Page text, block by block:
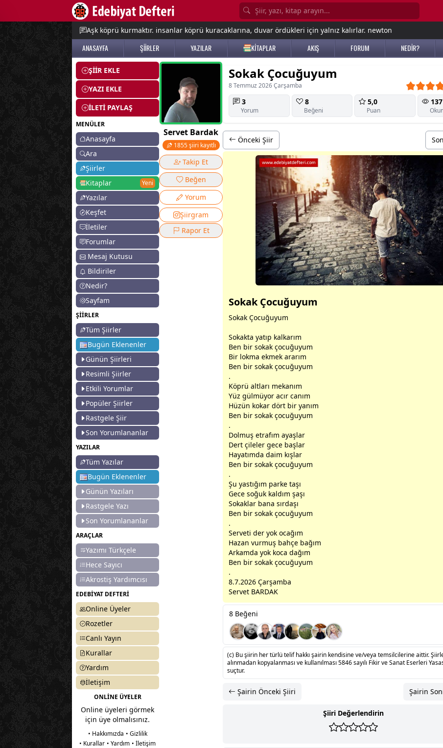
Aşk köprü kurmaktır. insanlar köprü kuracaklarına, duvar ördükleri için yalnız kalırlar. newton
ANASAYFA ŞİİRLER YAZILAR KİTAPLAR AKIŞ FORUM NEDİR?
ŞİİR EKLE
YAZI EKLE
İLETİ PAYLAŞ
MENÜLER
Anasayfa
Ara
Şiirler
Kitaplar
Yeni
Yazılar
Keşfet
İletiler
Forumlar
Mesaj Kutusu
Bildiriler
Nedir?
Sayfam
ŞİİRLER
Tüm Şiirler
Bugün Eklenenler
Günün Şiirleri
Resimli Şiirler
Etkili Yorumlar
Popüler Şiirler
Rastgele Şiir
Son Yorumlananlar
YAZILAR
Tüm Yazılar
Bugün Eklenenler
Günün Yazıları
Rastgele Yazı
Son Yorumlananlar
ARAÇLAR
Yazımı Türkçele
Hece Sayıcı
Akrostiş Yardımcısı
EDEBİYAT DEFTERİ
Online Üyeler
Rozetler
Canlı Yayın
Kurallar
Yardım
İletişim
ONLİNE ÜYELER
Online üyeleri görmek
için üye olmalısınız.
• Hakkımızda • Gizlilik
• Kurallar • Yardım • İletişim
Servet Bardak
1855 şiiri kayıtlı
Takip Et
Beğen
Yorum
Şiirgram
Rapor Et
Sokak Çocuğuyum
8 Temmuz 2026 Çarşamba
3
Yorum
8
Beğeni
5,0
Puan
137
Önceki Şiir
Sokak Çocuğuyum
Sokak Çocuğuyum
Sokakta yatıp kalkarım
Ben bir sokak çocuğuyum
Bir lokma ekmek ararım
Ben bir sokak çocuğuyum
.
Köprü altları mekanım
Yüz gülmüyor acır canım
Hüzün kokar dört bir yanım
Ben bir sokak çocuğuyum
.
Dolmuş etrafım ayaşlar
Dert çileler gece başlar
Hayatımda daim kışlar
Ben bir sokak çocuğuyum
.
Şu yastığım parke taşı
Gece soğuk kaldım şaşı
Sokaklar bana sırdaşı
Ben bir sokak çocuğuyum
.
Serveti der yok ocağım
Hazan vurmuş bahçe bağım
Arkamda yok koca dağım
Ben bir sokak çocuğuyum
.
8.7.2026 Çarşamba
Servet BARDAK
8 Beğeni
(c) Bu şiirin her türlü telif hakkı şairin kendisine ve/veya temsilcilerine aittir.
alınmadan kopyalanması ve kullanılması 5846 sayılı Fikir ve Sanat Eserleri
suçtur.
Şairin Önceki Şiiri Şairin
Şiiri Değerlendirin
menu